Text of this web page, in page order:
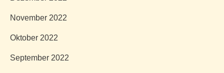
November 2022
Oktober 2022
September 2022